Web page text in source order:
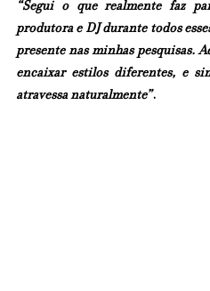
“Segui o que realmente faz
produtora e DJ durante todos
presente nas minhas pesquisas.
encaixar estilos diferentes, e
atravessa naturalmente”.